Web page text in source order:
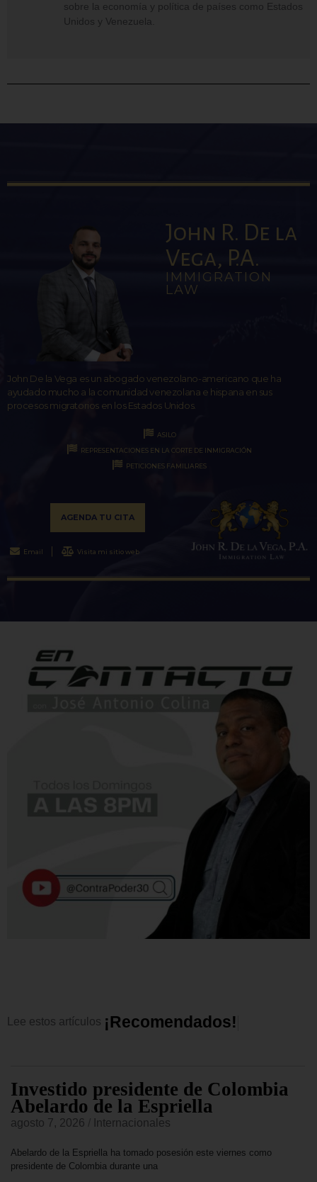
sobre la economía y política de países como Estados
Unidos y Venezuela.
John R. De la
Vega, P.A.
IMMIGRATION
LAW
John De la Vega es un abogado venezolano-americano que ha
ayudado mucho a la comunidad venezolana e hispana en sus
procesos migratorios en los Estados Unidos.
ASILO
REPRESENTACIONES EN LA CORTE DE INMIGRACIÓN
PETICIONES FAMILIARES
AGENDA TU CITA
Email Visita mi sitio web
Lee estos artículos ¡Recomend ad os!
Investido presidente de Colombia
Abelardo de la Espriella
agosto 7, 2026 Internacionales
Abelardo de la Espriella ha tomado posesión este viernes como
presidente de Colombia durante una